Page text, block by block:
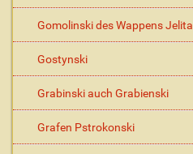
Gomolinski des Wappens Jelita
Gostynski
Grabinski auch Grabienski
Grafen Pstrokonski